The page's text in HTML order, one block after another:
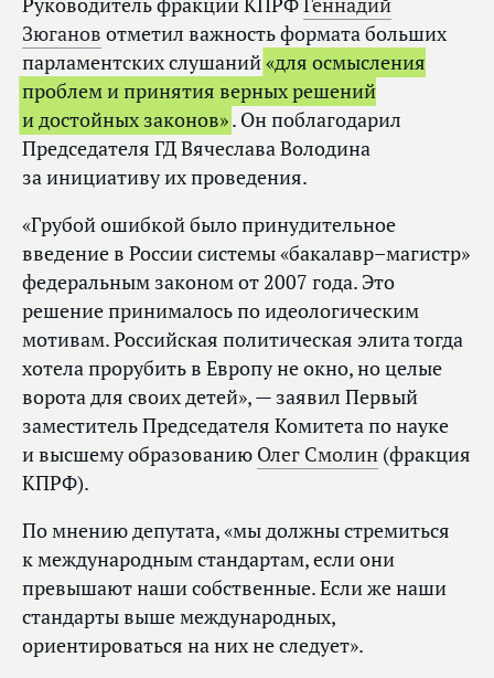
Руководитель фракции КПРФГеннадий
Зюганов отметил важность формата больших
парламентских слушаний«для осмысления
проблем и принятия верных решений
и достойных законов». Он поблагодарил
Председателя ГД Вячеслава Володина
за инициативу их проведения.
«Грубой ошибкой было принудительное
введение в России системы «бакалавр–магистр»
федеральным законом от 2007 года. Это
решение принималось по идеологическим
мотивам. Российская политическая элита тогда
хотела прорубить в Европу не окно, но целые
ворота для своих детей», — заявил Первый
заместитель Председателя Комитета по науке
и высшему образованию Олег Смолин (фракция
КПРФ).
По мнению депутата, «мы должны стремиться
к международным стандартам, если они
превышают наши собственные. Если же наши
стандарты выше международных,
ориентироваться на них не следует».